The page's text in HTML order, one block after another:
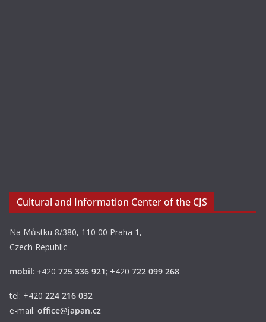
Cultural and Information Center of the CJS
Na Můstku 8/380, 110 00 Praha 1,
Czech Republic
mobil: +420 725 336 921; +420 722 099 268
tel: +420 224 216 032
e-mail: office@japan.cz